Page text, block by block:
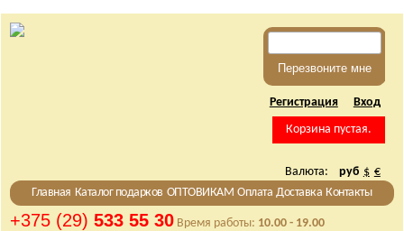
Регистрация
Вход
Корзина пустая.
Валюта: руб $ €
Главная Каталог подарков ОПТОВИКАМ Оплата Доставка Контакты
+375 (29)533 55 30 Время работы: 10.00 - 19.00